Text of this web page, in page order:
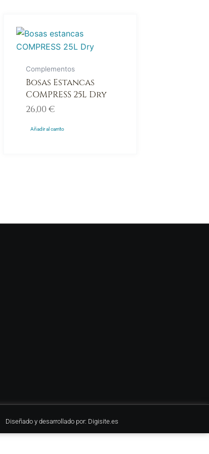
Complementos
Bosas Estancas
COMPRESS 25L Dry
26,00€
Añadir al carrito
Diseñado y desarrollado por: Digisite.es